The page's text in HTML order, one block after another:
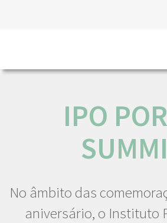
IPO
No âmbito das
aniversário, o Instituto